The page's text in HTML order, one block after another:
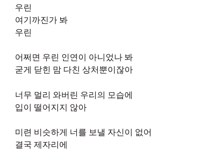
우린
여기까진가 봐
우린
어쩌면 우린 인연이 아니었나 봐
굳게 닫힌 맘 다친 상처뿐이잖아
너무 멀리 와버린 우리의 모습에
입이 떨어지지 않아
미련 비슷하게 너를 보낼 자신이 없어
결국 제자리에